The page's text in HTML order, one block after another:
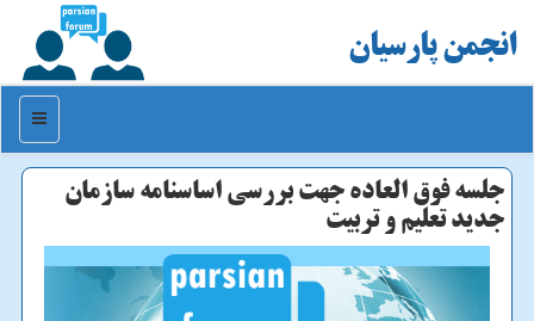
انجمن پارسیان
منو
جلسه فوق العاده جهت بررسی اساسنامه سازمان
جدید تعلیم و تربیت